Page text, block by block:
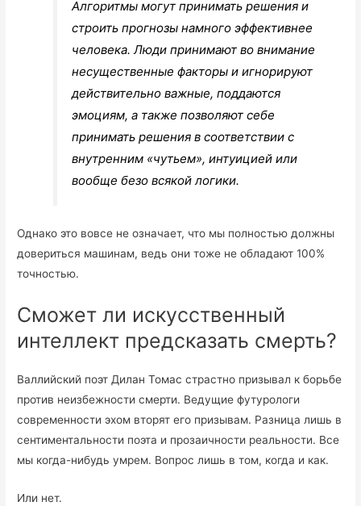
Алгоритмы могут принимать решения и
строить прогнозы намного эффективнее
человека. Люди принимают во внимание
несущественные факторы и игнорируют
действительно важные, поддаются
эмоциям, а также позволяют себе
принимать решения в соответствии с
внутренним «чутьем», интуицией или
вообще безо всякой логики.
Однако это вовсе не означает, что мы полностью должны
довериться машинам, ведь они тоже не обладают 100%
точностью.
Сможет ли искусственный
интеллект предсказать смерть?
Валлийский поэт Дилан Томас страстно призывал к борьбе
против неизбежности смерти. Ведущие футурологи
современности эхом вторят его призывам. Разница лишь в
сентиментальности поэта и прозаичности реальности. Все
мы когда-нибудь умрем. Вопрос лишь в том, когда и как.
Или нет.